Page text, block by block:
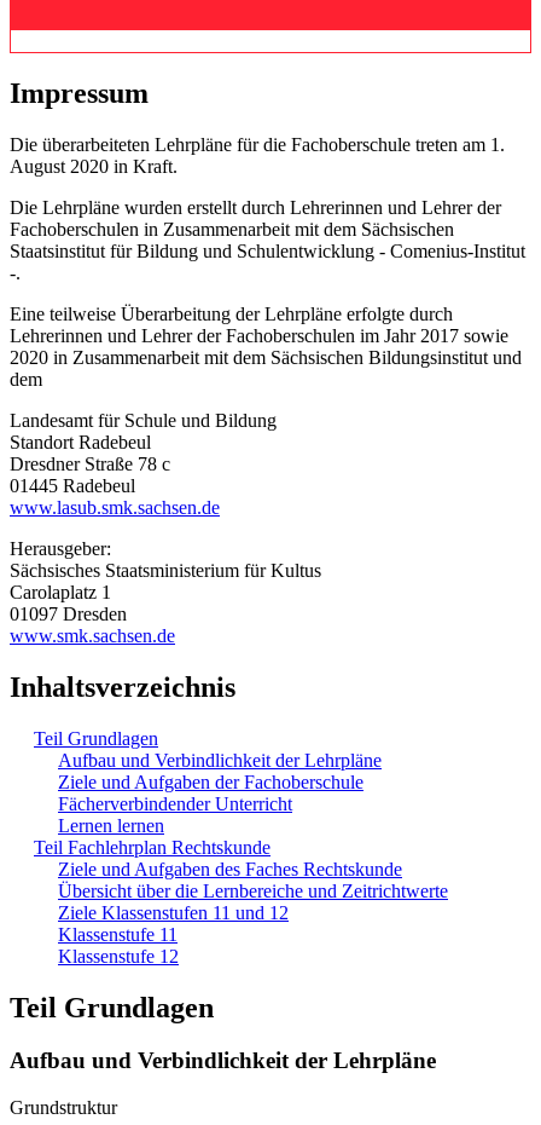
Impressum
Die überarbeiteten Lehrpläne für die Fachoberschule treten am 1.
August 2020 in Kraft.
Die Lehrpläne wurden erstellt durch Lehrerinnen und Lehrer der
Fachoberschulen in Zusammenarbeit mit dem Sächsischen
Staatsinstitut für Bildung und Schulentwicklung - Comenius-Institut
-.
Eine teilweise Überarbeitung der Lehrpläne erfolgte durch
Lehrerinnen und Lehrer der Fachoberschulen im Jahr 2017 sowie
2020 in Zusammenarbeit mit dem Sächsischen Bildungsinstitut und
dem
Landesamt für Schule und Bildung
Standort Radebeul
Dresdner Straße 78 c
01445 Radebeul
www.lasub.smk.sachsen.de
Herausgeber:
Sächsisches Staatsministerium für Kultus
Carolaplatz 1
01097 Dresden
www.smk.sachsen.de
Inhaltsverzeichnis
Teil Grundlagen
Aufbau und Verbindlichkeit der Lehrpläne
Ziele und Aufgaben der Fachoberschule
Fächerverbindender Unterricht
Lernen lernen
Teil Fachlehrplan Rechtskunde
Ziele und Aufgaben des Faches Rechtskunde
Übersicht über die Lernbereiche und Zeitrichtwerte
Ziele Klassenstufen 11 und 12
Klassenstufe 11
Klassenstufe 12
Teil Grundlagen
Aufbau und Verbindlichkeit der Lehrpläne
Grundstruktur